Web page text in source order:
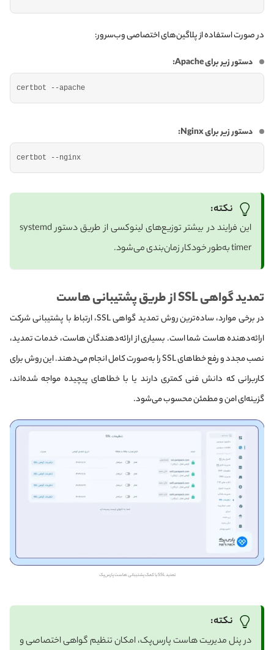
در صورت استفاده از پلاگین‌های اختصاصی وب‌سرور:
دستور زیر برای Apache:
certbot --apache
دستور زیر برای Nginx:
certbot --nginx
نکته:
این فرایند در بیشتر توزیع‌های لینوکسی از طریق دستور systemd
timer به‌طور خودکار زمان‌بندی می‌شود.
تمدید گواهی SSL از طریق پشتیبانی هاست
در برخی موارد، ساده‌ترین روش تمدید گواهی SSL، ارتباط با پشتیبانی شرکت
ارائه‌دهنده هاست شما است. بسیاری از ارائه‌دهندگان هاست، خدمات تمدید،
نصب مجدد و رفع خطاهای SSL را به‌صورت کامل انجام می‌دهند. این روش برای
کاربرانی که دانش فنی کمتری دارند یا با خطاهای پیچیده مواجه شده‌اند،
گزینه‌ای امن و مطمئن محسوب می‌شود.
تمدید SSL با کمک پشتیبانی هاست پارس‌پک
نکته:
در پنل مدیریت هاست پارس‌پک، امکان تنظیم گواهی اختصاصی و